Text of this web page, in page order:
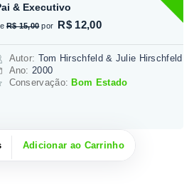
& Executivo
R$ 15,00 por R$ 12,00
Autor: Tom Hirschfeld & Julie Hirschfeld
Ano: 2000
Conservação:Bom Estado
Adicionar ao Carrinho